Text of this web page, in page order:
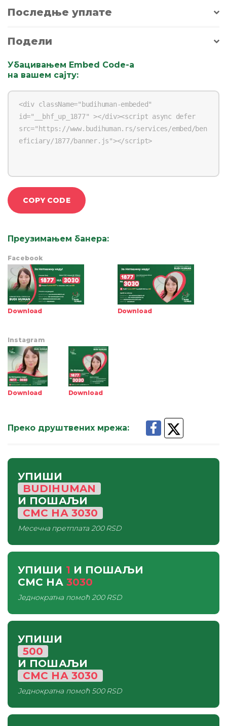
Последње уплате
Подели
Убацивањем Embed Code-a
на вашем сајту:
COPY CODE
Преузимањем банера:
Facebook
Download Download
Instagram
Download Download
Преко друштвених мрежа:
УПИШИ
BUDIHUMAN
И ПОШАЉИ
СМС НА3030
Месечна претплата200 RSD
УПИШИ 1 И ПОШАЉИ
СМС НА 3030
Једнократна помоћ200 RSD
УПИШИ
500
И ПОШАЉИ
СМС НА3030
Једнократна помоћ500 RSD